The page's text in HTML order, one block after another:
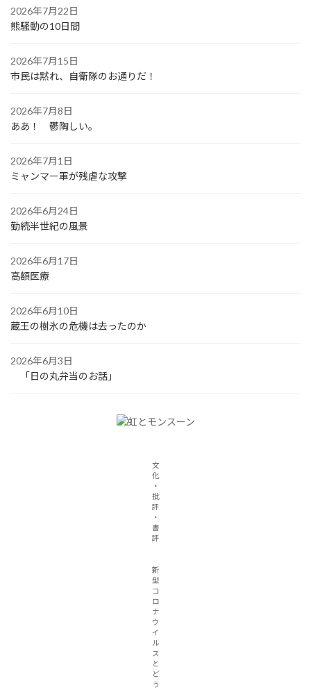
2026年7月22日
熊騒動の10日間
2026年7月15日
市民は黙れ、自衛隊のお通りだ！
2026年7月8日
ああ！ 鬱陶しい。
2026年7月1日
ミャンマー軍が残虐な攻撃
2026年6月24日
勤続半世紀の風景
2026年6月17日
高額医療
2026年6月10日
蔵王の樹氷の危機は去ったのか
2026年6月3日
「日の丸弁当のお話」
文
化
・
批
評
・
書
評
新
型
コ
ロ
ナ
ウ
イ
ル
ス
と
ど
う